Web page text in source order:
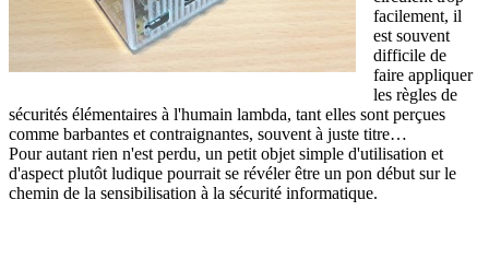
facilement, il
est souvent
difficile de
faire appliquer
les règles de
sécurités élémentaires à l'humain lambda, tant elles sont perçues
comme barbantes et contraignantes, souvent à juste titre…
Pour autant rien n'est perdu, un petit objet simple d'utilisation et
d'aspect plutôt ludique pourrait se révéler être un pon début sur le
chemin de la sensibilisation à la sécurité informatique.